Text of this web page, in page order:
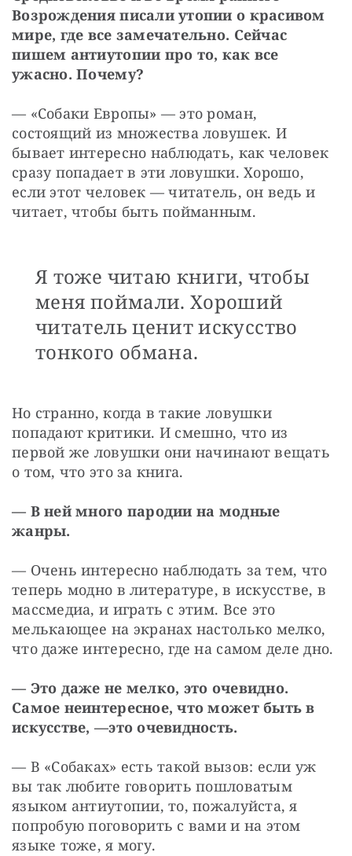
Возрождения писали утопии о красивом
мире, где все замечательно. Сейчас
пишем антиутопии про то, как все
ужасно. Почему?
— «Собаки Европы» — ​это роман,
состоящий из множества ловушек. И
бывает интересно наблюдать, как человек
сразу попадает в эти ловушки. Хорошо,
если этот человек — ​читатель, он ведь и
читает, чтобы быть пойманным.
Я тоже читаю книги, чтобы
меня поймали. Хороший
читатель ценит искусство
тонкого обмана.
Но странно, когда в такие ловушки
попадают критики. И смешно, что из
первой же ловушки они начинают вещать
о том, что это за книга.
— В ней много пародии на модные
жанры.
— Очень интересно наблюдать за тем, что
теперь модно в литературе, в искусстве, в
массмедиа, и играть с этим. Все это
мелькающее на экранах настолько мелко,
что даже интересно, где на самом деле дно.
— Это даже не мелко, это очевидно.
Самое неинтересное, что может быть в
искусстве, —это очевидность.
— В «Собаках» есть такой вызов: если уж
вы так любите говорить пошловатым
языком антиутопии, то, пожалуйста, я
попробую поговорить с вами и на этом
языке тоже, я могу.